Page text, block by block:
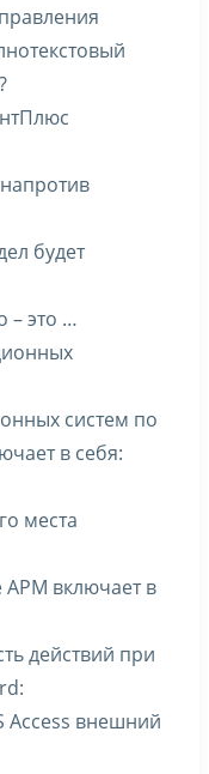
будет
– это …
систем по
в себя:
места
включает в
действий при
Access внешний